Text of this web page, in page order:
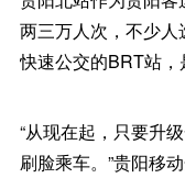
两三万人次，不少
快速公交的BRT站，
“从现在起，只要升
刷脸乘车。”贵阳移